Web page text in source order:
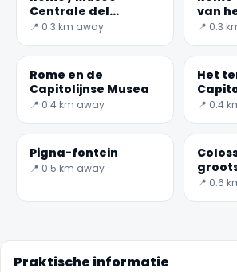
Centrale del
Risorgimento
📍 0.3 km away
van
📍 0.3
Rome en de
Capitolijnse Musea
📍 0.4 km away
Het
📍 0.4
Pigna-fontein
📍 0.5 km away
📍 0.6
Praktische informatie